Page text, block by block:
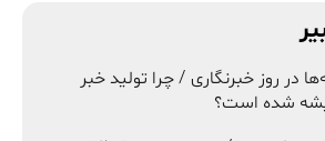
روز خبرنگاری / چرا تولید خبر
است؟